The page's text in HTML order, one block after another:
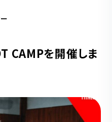
CAMPを開催しま